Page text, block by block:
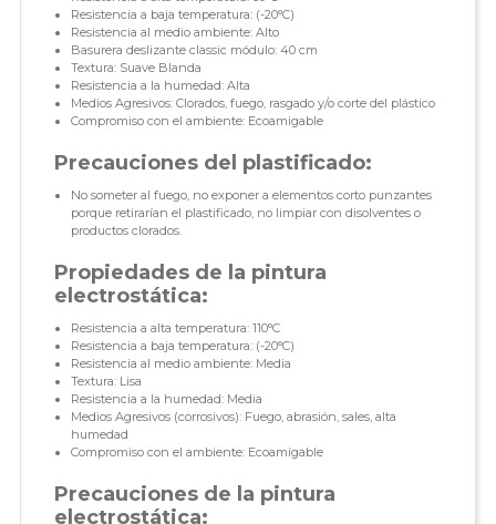
Resistencia a baja temperatura: (-20°C)
Resistencia al medio ambiente: Alto
Basurera deslizante classic módulo: 40 cm
Textura: Suave Blanda
Resistencia a la humedad: Alta
Medios Agresivos: Clorados, fuego, rasgado y/o corte del plástico
Compromiso con el ambiente: Ecoamigable
Precauciones del plastificado:
No someter al fuego, no exponer a elementos corto punzantes
porque retirarían el plastificado, no limpiar con disolventes o
productos clorados.
Propiedades de la pintura
electrostática:
Resistencia a alta temperatura: 110°C
Resistencia a baja temperatura: (-20°C)
Resistencia al medio ambiente: Media
Textura: Lisa
Resistencia a la humedad: Media
Medios Agresivos (corrosivos): Fuego, abrasión, sales, alta
humedad
Compromiso con el ambiente: Ecoamigable
Precauciones de la pintura
electrostática: